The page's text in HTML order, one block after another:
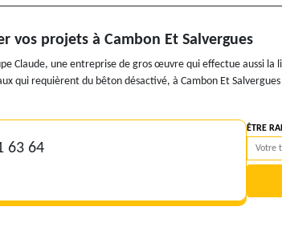
vos projets à Cambon Et Salvergues
Claude, une entreprise de gros œuvre qui effectue aussi
qui requièrent du bêton désactivé, à Cambon Et
63 64
ÊTRE